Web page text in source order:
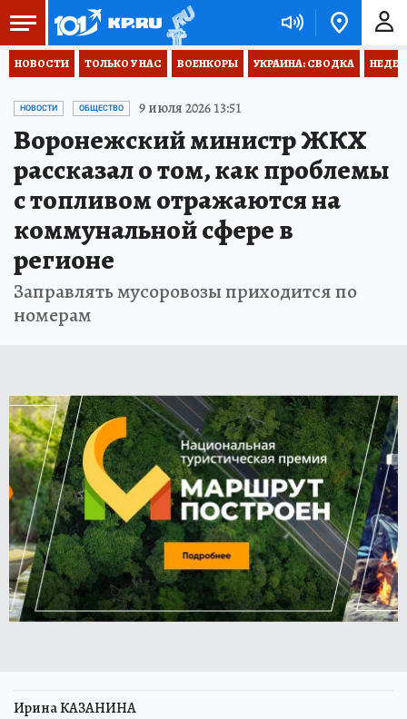
НОВОСТИ ТОЛЬКО У НАС ВОЕНКОРЫ УКРАИНА: СВОДКА
НОВОСТИ ОБЩЕСТВО 9 июля 2026 13:51
Воронежский министр ЖКХ
рассказал о том, как проблемы
с топливом отражаются на
коммунальной сфере в
регионе
Заправлять мусоровозы приходится по
номерам
Ирина КАЗАНИНА